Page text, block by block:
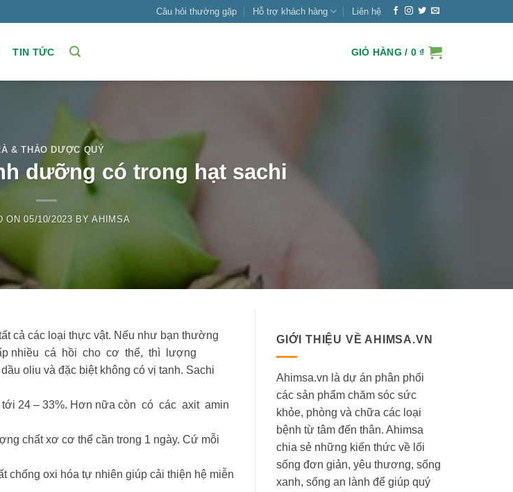
Câu hỏi thường gặp Hỗ trợ khách hàng Liên hệ
TIN TỨC GIỎ HÀNG / 0₫
& THẢO DƯỢC QUÝ
dưỡng có trong hạt sachi
ON05/10/2023 BYAHIMSA
cả các loại thực vật. Nếu như bạn thường
nhiều cá hồi cho cơ thể, thì lượng
oliu và đặc biệt không có vị tanh. Sachi
24 – 33%. Hơn nữa còn có các axit amin
chất xơ cơ thể cần trong 1 ngày. Cứ mỗi
chống oxi hóa tự nhiên giúp cải thiện hệ miễn
GIỚI THIỆU VỀ AHIMSA.VN
Ahimsa.vn là dự án phân phối
các sản phẩm chăm sóc sức
khỏe, phòng và chữa các loại
bệnh từ tâm đến thân. Ahimsa
chia sẻ những kiến thức về lối
sống đơn giản, yêu thương, sống
xanh, sống an lành để giúp quý